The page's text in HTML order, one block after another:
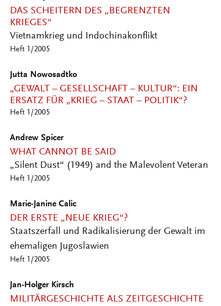
DAS SCHEITERN DES „BEGRENZTEN
KRIEGES“
Vietnamkrieg und Indochinakonflikt
Heft 1/2005
Jutta Nowosadtko
„GEWALT – GESELLSCHAFT – KULTUR“: EIN
ERSATZ FÜR „KRIEG – STAAT – POLITIK“?
Heft 1/2005
Andrew Spicer
WHAT CANNOT BE SAID
„Silent Dust“ (1949) and the Malevolent Veteran
Heft 1/2005
Marie-Janine Calic
DER ERSTE „NEUE KRIEG“?
Staatszerfall und Radikalisierung der Gewalt im
ehemaligen Jugoslawien
Heft 1/2005
Jan-Holger Kirsch
MILITÄRGESCHICHTE ALS ZEITGESCHICHTE